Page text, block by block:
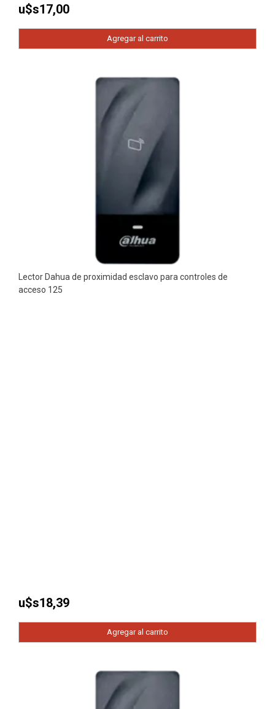
u$s17,00
Agregar al carrito
Lector Dahua de proximidad esclavo para controles de
acceso 125
u$s18,39
Agregar al carrito